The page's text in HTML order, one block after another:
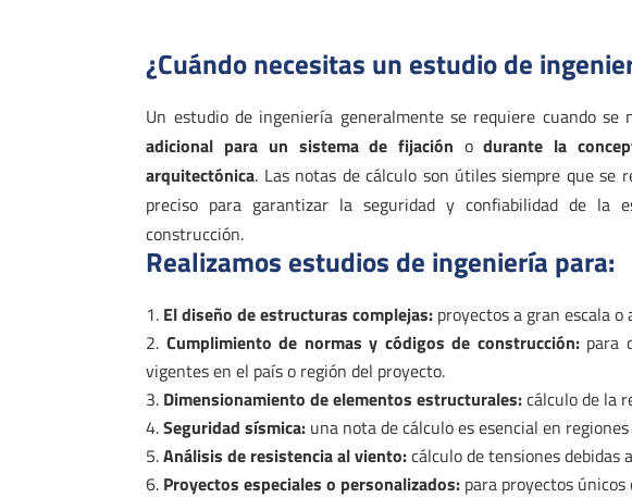
¿Cuándo necesitas un estudio de
Un estudio de ingeniería generalmente se requiere cuando se
adicional para un sistema de fijación odurante la
arquitectónica. Las notas de cálculo son útiles siempre que se
preciso para garantizar la seguridad y confiabilidad de la
construcción.
Realizamos estudios de ingeniería para:
El diseño de estructuras complejas: proyectos a gran escala
Cumplimiento de normas y códigos de construcción:para
vigentes en el país o región del proyecto.
Dimensionamiento de elementos estructurales:cálculo de la
Seguridad sísmica: una nota de cálculo es esencial en
Análisis de resistencia al viento:cálculo de tensiones
Proyectos especiales o personalizados: para proyectos